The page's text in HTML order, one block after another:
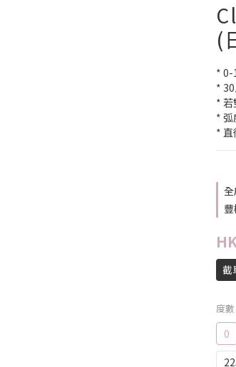
(
* 0-
*
* 若
* 弧
* 直
截
度數
0